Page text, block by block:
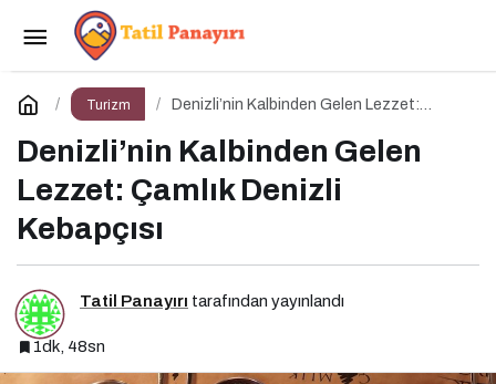
Turizm
Denizli’nin Kalbinden Gelen Lezzet:
Denizli’nin Kalbinden Gelen
Lezzet: Çamlık Denizli
Kebapçısı
Tatil Panayırı tarafından yayınlandı
1dk, 48sn
Antalya’da Gezilecek 10 Yer
Yorum Yap